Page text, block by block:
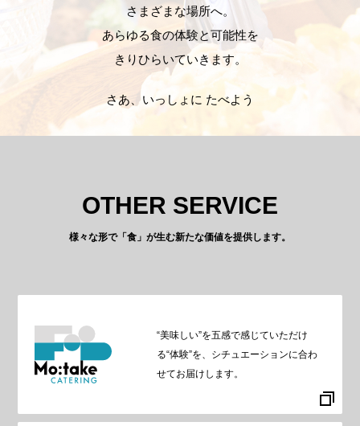
さまざまな場所へ。
あらゆる食の体験と可能性を
きりひらいていきます。
さあ、いっしょに たべよう
OTHER SERVICE
様々な形で「食」が生む新たな価値を提供します。
“美味しい”を五感で感じていただけ
る“体験”を、シチュエーションに合わ
せてお届けします。